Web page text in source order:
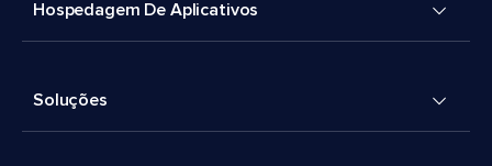
Hospedagem De Aplicativos
Soluções